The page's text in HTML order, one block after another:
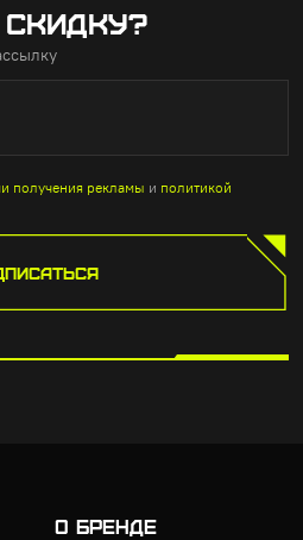
получения рекламы и политикой
О БРЕНДЕ